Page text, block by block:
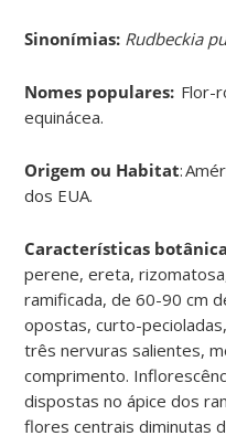
Sinonímias: Rudbeckia
Nomes populares: Flor-
equinácea.
Origem ou Habitat:
dos EUA.
Características
perene, ereta,
ramificada, de 60-90 cm
opostas, curto-
três nervuras salientes,
comprimento.
dispostas no ápice dos
flores centrais diminutas